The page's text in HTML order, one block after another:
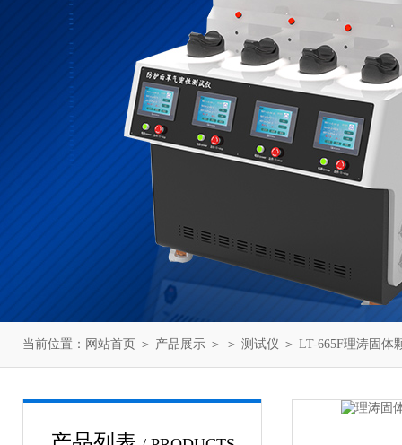
当前位置： 网站首页 ＞ 产品展示 ＞ ＞ 测试仪 ＞ LT-665F理涛固体